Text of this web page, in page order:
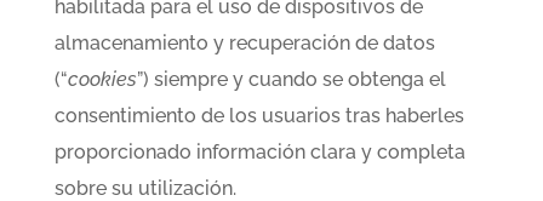
habilitada para el uso de dispositivos de
almacenamiento y recuperación de datos
(“cookies”) siempre y cuando se obtenga el
consentimiento de los usuarios tras haberles
proporcionado información clara y completa
sobre su utilización.